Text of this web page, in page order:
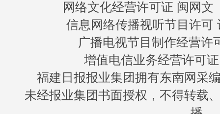
网络文化经营许可证 闽网文
信息网络传播视听节目许可
广播电视节目制作经营许
增值电信业务经营许可
福建日报报业集团拥有东南网采
未经报业集团书面授权，不得转载